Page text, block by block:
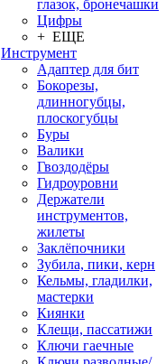
глазок, бронечашки
Цифры
+ ЕЩЕ
Инструмент
Адаптер для бит
Бокорезы,
длинногубцы,
плоскогубцы
Буры
Валики
Гвоздодёры
Гидроуровни
Держатели
инструментов,
жилеты
Заклёпочники
Зубила, пики, керн
Кельмы, гладилки,
мастерки
Киянки
Клещи, пассатижи
Ключи гаечные